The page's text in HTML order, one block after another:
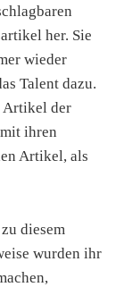
her. Sie
wieder
Talent dazu.
Artikel der
ihren
Artikel, als
diesem
wurden ihr